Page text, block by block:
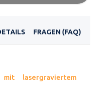
FRAGEN (FAQ)
mit lasergraviertem